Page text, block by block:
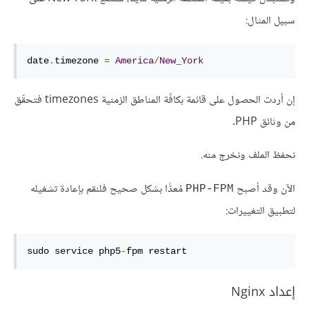
سبيل المثال:
date. timezone = America/New_York
إن أردت الحصول على قائمة بكافّة المناطق الزمنية timezones فتحقّق
من وثائق PHP.
نحفظ الملف ونخرج منه.
الآن وقد أصبح PHP-FPM مُعدًّا بشكل صحيح فلنقم بإعادة تشغيله
لتطبيق التغييرات:
sudo service php5-fpm restart
إعداد Nginx